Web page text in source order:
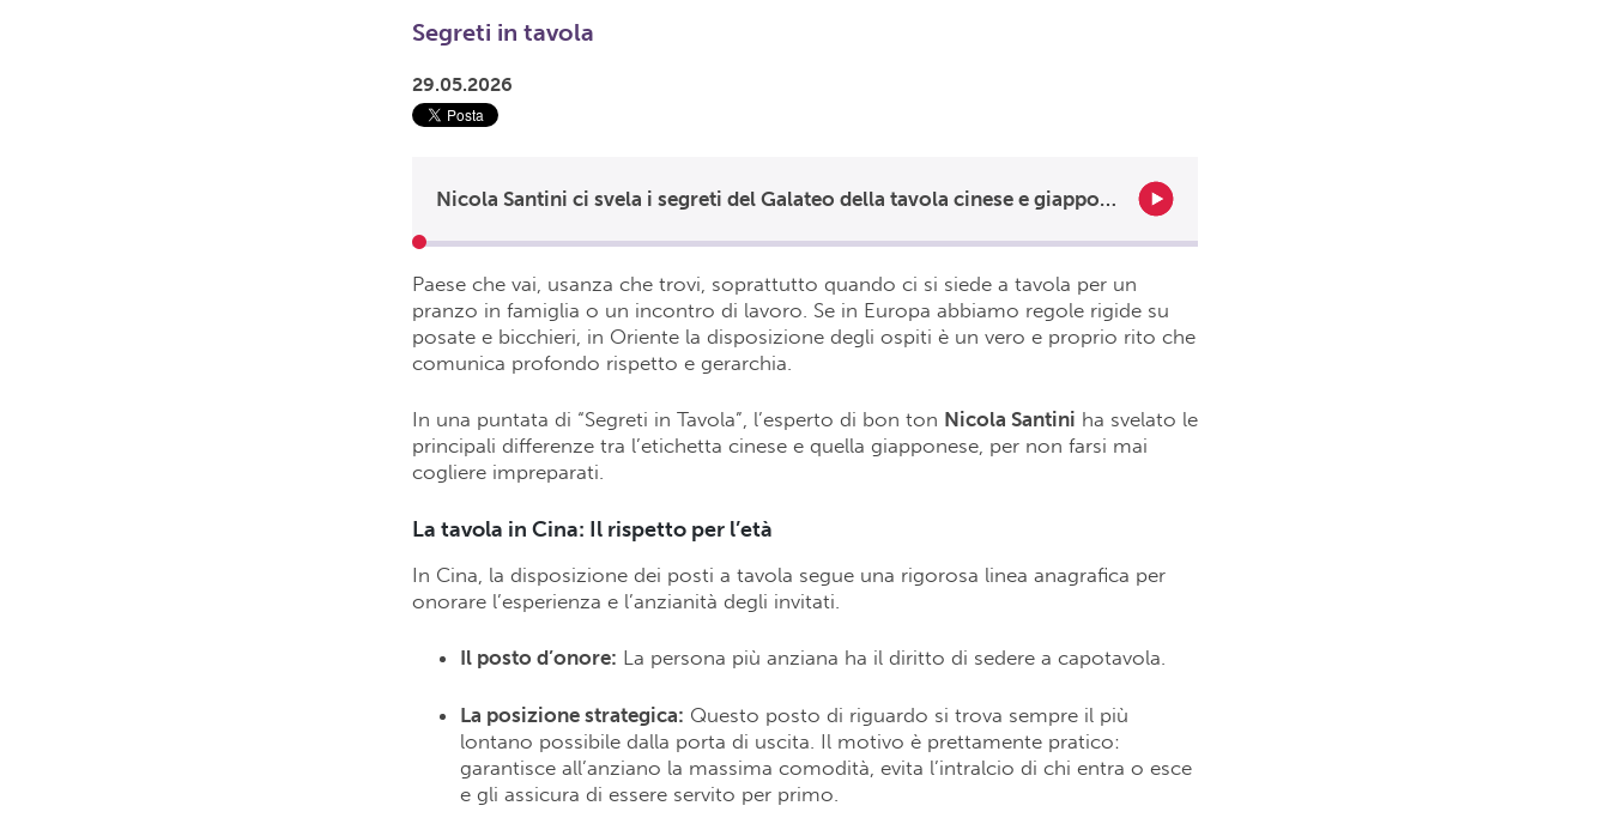
Segreti in tavola
29.05.2026
Nicola Santini ci svela i segreti del Galateo della tavola cinese e giapponese: la disposizione dei posti
Paese che vai, usanza che trovi, soprattutto quando ci si siede a tavola per un
pranzo in famiglia o un incontro di lavoro. Se in Europa abbiamo regole rigide su
posate e bicchieri, in Oriente la disposizione degli ospiti è un vero e proprio rito che
comunica profondo rispetto e gerarchia.
In una puntata di “Segreti in Tavola”, l’esperto di bon ton Nicola Santini ha svelato le
principali differenze tra l’etichetta cinese e quella giapponese, per non farsi mai
cogliere impreparati.
La tavola in Cina: Il rispetto per l’età
In Cina, la disposizione dei posti a tavola segue una rigorosa linea anagrafica per
onorare l’esperienza e l’anzianità degli invitati.
Il posto d’onore: La persona più anziana ha il diritto di sedere a capotavola.
La posizione strategica: Questo posto di riguardo si trova sempre il più
lontano possibile dalla porta di uscita. Il motivo è prettamente pratico:
garantisce all’anziano la massima comodità, evita l’intralcio di chi entra o esce
e gli assicura di essere servito per primo.